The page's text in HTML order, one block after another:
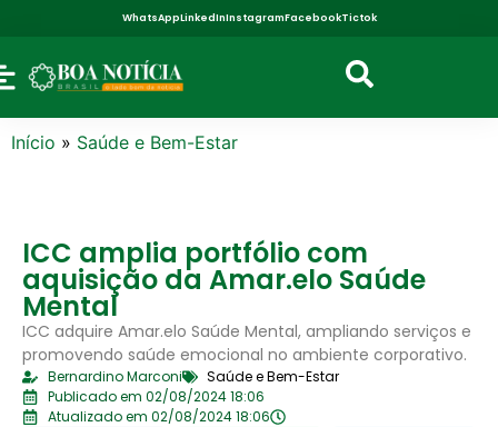
WhatsAppLinkedInInstagramFacebookTictok
Início » Saúde e Bem-Estar
ICC amplia portfólio com
aquisição da Amar.elo Saúde
Mental
ICC adquire Amar.elo Saúde Mental, ampliando serviços e
promovendo saúde emocional no ambiente corporativo.
Bernardino Marconi
Saúde e Bem-Estar
Publicado em 02/08/2024 18:06
Atualizado em 02/08/2024 18:06